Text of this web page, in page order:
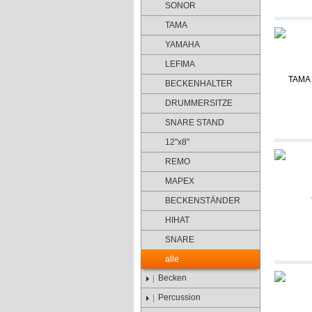
SONOR
TAMA
YAMAHA
LEFIMA
BECKENHALTER
DRUMMERSITZE
SNARE STAND
12"x8"
REMO
MAPEX
BECKENSTÄNDER
HIHAT
SNARE
alle
Becken
Percussion